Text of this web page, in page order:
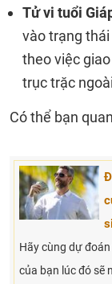
Tử vi tuổi
vào trạng
theo việc
trục trặc
Có thể bạn
Hãy cùng dự
của bạn lúc đó sẽ